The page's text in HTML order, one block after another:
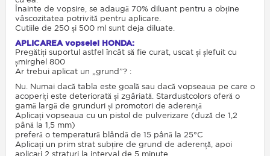
Înainte de vopsire, se adaugă 70% diluant pentru a obține
vâscozitatea potrivită pentru aplicare.
Cutiile de 250 și 500 ml sunt deja diluate.
APLICAREA vopselei HONDA:
Pregătiți suportul astfel încât să fie curat, uscat și șlefuit cu
șmirghel 800
Ar trebui aplicat un „grund”? :
Nu. Numai dacă tabla este goală sau dacă vopseaua pe care o
acoperiți este deteriorată și zgâriată. Stardustcolors oferă o
gamă largă de grunduri și promotori de aderență
Aplicați vopseaua cu un pistol de pulverizare (duză de 1,2
până la 1,5 mm)
preferă o temperatură blândă de 15 până la 25°C
Aplicați un prim strat subțire de grund de aderență, apoi
aplicați 2 straturi la interval de 5 minute.